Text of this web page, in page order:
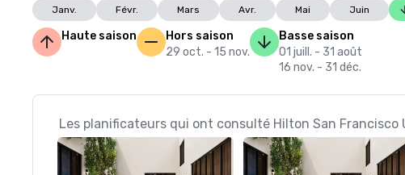
Janv. Févr. Mars Avr. Mai Juin
Haute saison
Hors saison
29 oct. - 15 nov.
Basse saison
01 juill. - 31 août
16 nov. - 31 déc.
Les planificateurs qui ont consulté Hilton San